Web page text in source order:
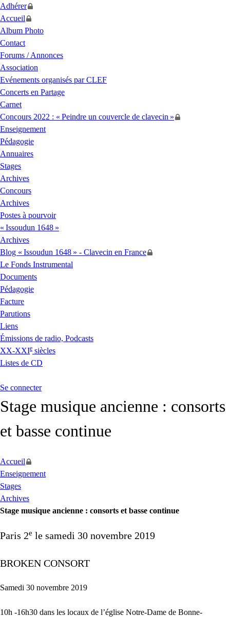
Adhérer
Accueil
Album Photo
Contact
Forums / Annonces
Association
Evénements organisés parCLEF
Concerts en Partage
Carnet
Concours 2022 : « Peindre un couvercle de clavecin »
Enseignement
Pédagogie
Annuaires
Stages
Archives
Concours
Archives
Postes à pourvoir
« Issoudun 1648 »
Archives
Blog « Issoudun 1648 » - Clavecin en France
Le Fonds Instrumental
Documents
Pédagogie
Facture
Parutions
Liens
Émissions de radio, Podcasts
XX-XXIe siècles
Listes de CD
Se connecter
Stage musique ancienne : consorts
et basse continue
Accueil
Enseignement
Stages
Archives
Stage musique ancienne : consorts et basse continue
Paris 2e le samedi 30 novembre 2019
BROKEN CONSORT
Samedi 30 novembre 2019
10h -16h30 dans les locaux de l’église Notre-Dame de Bonne-